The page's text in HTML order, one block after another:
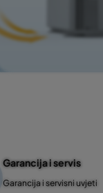
Garancija i servis
Garancija i servisni uvjeti